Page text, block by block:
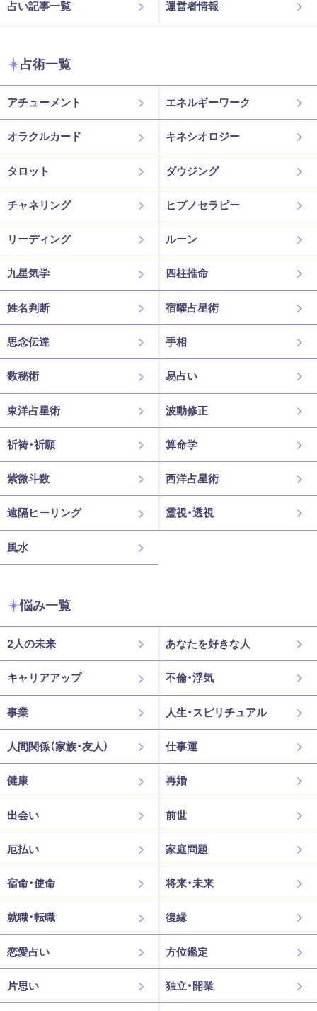
占い記事一覧 運営者情報
占術一覧
アチューメント エネルギーワーク
オラクルカード キネシオロジー
タロット ダウジング
チャネリング ヒプノセラピー
リーディング ルーン
九星気学 四柱推命
姓名判断 宿曜占星術
思念伝達 手相
数秘術 易占い
東洋占星術 波動修正
祈祷・祈願 算命学
紫微斗数 西洋占星術
遠隔ヒーリング 霊視・透視
風水
悩み一覧
2人の未来 あなたを好きな人
キャリアアップ 不倫・浮気
事業 人生・スピリチュアル
人間関係（家族・友人） 仕事運
健康 再婚
出会い 前世
厄払い 家庭問題
宿命・使命 将来・未来
就職・転職 復縁
恋愛占い 方位鑑定
片思い 独立・開業